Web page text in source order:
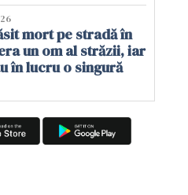
mort pe stradă în
un om al străzii, iar
în lucru o singură